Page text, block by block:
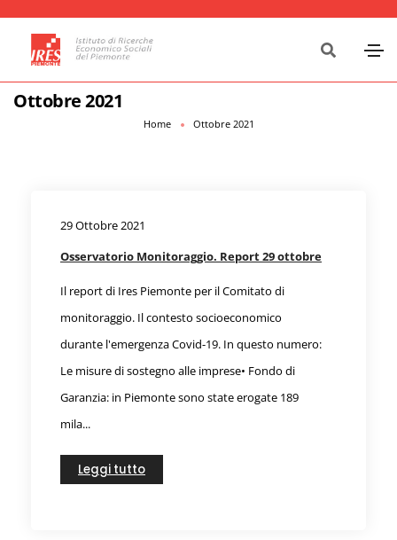
Ottobre 2021
Home Ottobre 2021
29 Ottobre 2021
Osservatorio Monitoraggio. Report 29 ottobre
Il report di Ires Piemonte per il Comitato di
monitoraggio. Il contesto socioeconomico
durante l'emergenza Covid-19. In questo numero:
Le misure di sostegno alle imprese• Fondo di
Garanzia: in Piemonte sono state erogate 189
mila...
Leggi tutto